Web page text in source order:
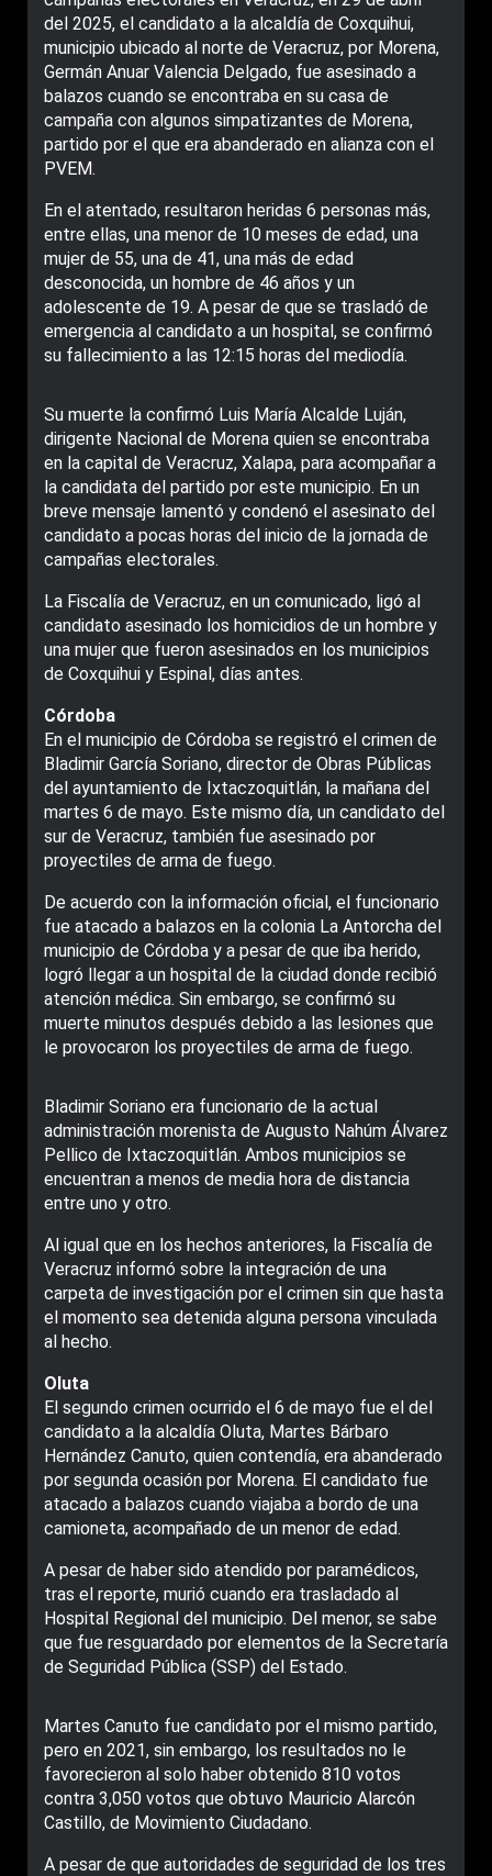
del 2025, el candidato a la alcaldía de Coxquihui,
municipio ubicado al norte de Veracruz, por Morena,
Germán Anuar Valencia Delgado, fue asesinado a
balazos cuando se encontraba en su casa de
campaña con algunos simpatizantes de Morena,
partido por el que era abanderado en alianza con el
PVEM.
En el atentado, resultaron heridas 6 personas más,
entre ellas, una menor de 10 meses de edad, una
mujer de 55, una de 41, una más de edad
desconocida, un hombre de 46 años y un
adolescente de 19. A pesar de que se trasladó de
emergencia al candidato a un hospital, se confirmó
su fallecimiento a las 12:15 horas del mediodía.
Su muerte la confirmó Luis María Alcalde Luján,
dirigente Nacional de Morena quien se encontraba
en la capital de Veracruz, Xalapa, para acompañar a
la candidata del partido por este municipio. En un
breve mensaje lamentó y condenó el asesinato del
candidato a pocas horas del inicio de la jornada de
campañas electorales.
La Fiscalía de Veracruz, en un comunicado, ligó al
candidato asesinado los homicidios de un hombre y
una mujer que fueron asesinados en los municipios
de Coxquihui y Espinal, días antes.
Córdoba
En el municipio de Córdoba se registró el crimen de
Bladimir García Soriano, director de Obras Públicas
del ayuntamiento de Ixtaczoquitlán, la mañana del
martes 6 de mayo. Este mismo día, un candidato del
sur de Veracruz, también fue asesinado por
proyectiles de arma de fuego.
De acuerdo con la información oficial, el funcionario
fue atacado a balazos en la colonia La Antorcha del
municipio de Córdoba y a pesar de que iba herido,
logró llegar a un hospital de la ciudad donde recibió
atención médica. Sin embargo, se confirmó su
muerte minutos después debido a las lesiones que
le provocaron los proyectiles de arma de fuego.
Bladimir Soriano era funcionario de la actual
administración morenista de Augusto Nahúm Álvarez
Pellico de Ixtaczoquitlán. Ambos municipios se
encuentran a menos de media hora de distancia
entre uno y otro.
Al igual que en los hechos anteriores, la Fiscalía de
Veracruz informó sobre la integración de una
carpeta de investigación por el crimen sin que hasta
el momento sea detenida alguna persona vinculada
al hecho.
Oluta
El segundo crimen ocurrido el 6 de mayo fue el del
candidato a la alcaldía Oluta, Martes Bárbaro
Hernández Canuto, quien contendía, era abanderado
por segunda ocasión por Morena. El candidato fue
atacado a balazos cuando viajaba a bordo de una
camioneta, acompañado de un menor de edad.
A pesar de haber sido atendido por paramédicos,
tras el reporte, murió cuando era trasladado al
Hospital Regional del municipio. Del menor, se sabe
que fue resguardado por elementos de la Secretaría
de Seguridad Pública (SSP) del Estado.
Martes Canuto fue candidato por el mismo partido,
pero en 2021, sin embargo, los resultados no le
favorecieron al solo haber obtenido 810 votos
contra 3,050 votos que obtuvo Mauricio Alarcón
Castillo, de Movimiento Ciudadano.
A pesar de que autoridades de seguridad de los tres